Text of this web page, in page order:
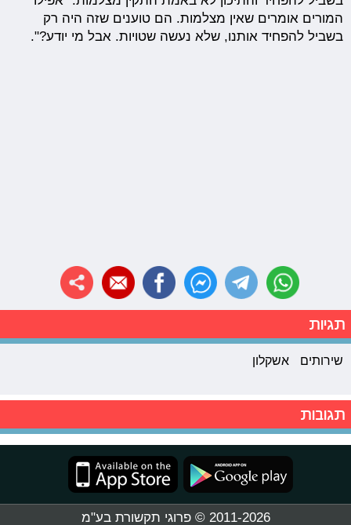
המורים אומרים שאין מצלמות. הם טוענים שזה היה רק
בשביל להפחיד אותנו, שלא נעשה שטויות. אבל מי יודע?".
תגיות
שירותים אשקלון
תגובות
2011-2026 © פרוגי תקשורת בע"מ